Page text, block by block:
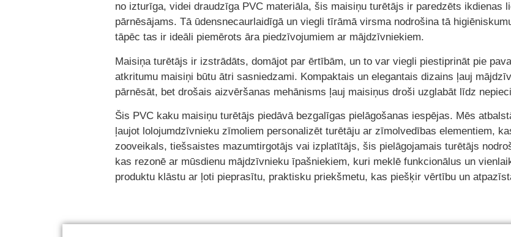
no izturīga, videi draudzīga PVC materiāla, šis maisiņu turētājs ir paredzēts ikdienas
pārnēsājams. Tā ūdensnecaurlaidīgā un viegli tīrāmā virsma nodrošina tā
tāpēc tas ir ideāli piemērots āra piedzīvojumiem ar mājdzīvniekiem.
Maisiņa turētājs ir izstrādāts, domājot par ērtībām, un to var viegli piestiprināt pie
atkritumu maisiņi būtu ātri sasniedzami. Kompaktais un elegantais dizains ļauj
pārnēsāt, bet drošais aizvēršanas mehānisms ļauj maisiņus droši uzglabāt līdz
Šis PVC kaku maisiņu turētājs piedāvā bezgalīgas pielāgošanas iespējas. Mēs
ļaujot lolojumdzīvnieku zīmoliem personalizēt turētāju ar zīmolvedības elementiem,
zooveikals, tiešsaistes mazumtirgotājs vai izplatītājs, šis pielāgojamais turētājs
kas rezonē ar mūsdienu mājdzīvnieku īpašniekiem, kuri meklē funkcionālus un
produktu klāstu ar ļoti pieprasītu, praktisku priekšmetu, kas piešķir vērtību un